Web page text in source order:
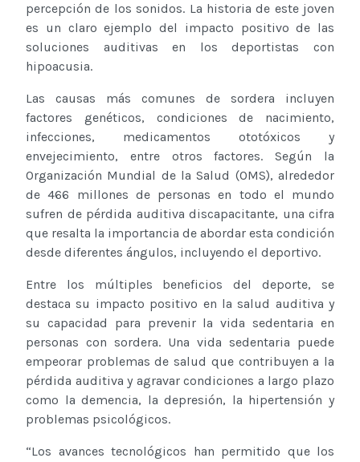
percepción de los sonidos. La historia de este joven
es un claro ejemplo del impacto positivo de las
soluciones auditivas en los deportistas con
hipoacusia.
Las causas más comunes de sordera incluyen
factores genéticos, condiciones de nacimiento,
infecciones, medicamentos ototóxicos y
envejecimiento, entre otros factores. Según la
Organización Mundial de la Salud (OMS), alrededor
de 466 millones de personas en todo el mundo
sufren de pérdida auditiva discapacitante, una cifra
que resalta la importancia de abordar esta condición
desde diferentes ángulos, incluyendo el deportivo.
Entre los múltiples beneficios del deporte, se
destaca su impacto positivo en la salud auditiva y
su capacidad para prevenir la vida sedentaria en
personas con sordera. Una vida sedentaria puede
empeorar problemas de salud que contribuyen a la
pérdida auditiva y agravar condiciones a largo plazo
como la demencia, la depresión, la hipertensión y
problemas psicológicos.
“Los avances tecnológicos han permitido que los